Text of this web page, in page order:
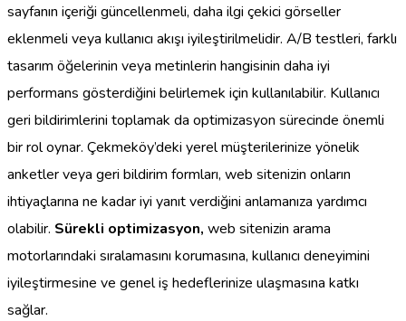
sayfanın içeriği güncellenmeli, daha ilgi çekici görseller
eklenmeli veya kullanıcı akışı iyileştirilmelidir. A/B testleri, farklı
tasarım öğelerinin veya metinlerin hangisinin daha iyi
performans gösterdiğini belirlemek için kullanılabilir. Kullanıcı
geri bildirimlerini toplamak da optimizasyon sürecinde önemli
bir rol oynar. Çekmeköy’deki yerel müşterilerinize yönelik
anketler veya geri bildirim formları, web sitenizin onların
ihtiyaçlarına ne kadar iyi yanıt verdiğini anlamanıza yardımcı
olabilir. Sürekli optimizasyon, web sitenizin arama
motorlarındaki sıralamasını korumasına, kullanıcı deneyimini
iyileştirmesine ve genel iş hedeflerinize ulaşmasına katkı
sağlar.